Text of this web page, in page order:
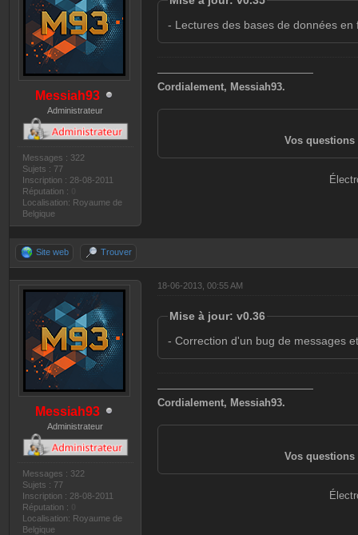
Messiah93
Administrateur
Messages : 322
Sujets : 77
Inscription : 28-08-2011
Réputation :
Localisation: Royaume de
Belgique
- Lectures des bases de données en
———————————————
Cordialement, Messiah93.
Vos questions
Site web Trouver
Messiah93
Administrateur
Messages : 322
Sujets : 77
Inscription : 28-08-2011
Réputation :
Localisation: Royaume de
Belgique
18-06-2013, 00:55 AM
Mise à jour: v0.36
- Correction d'un bug de messages
———————————————
Cordialement, Messiah93.
Vos questions